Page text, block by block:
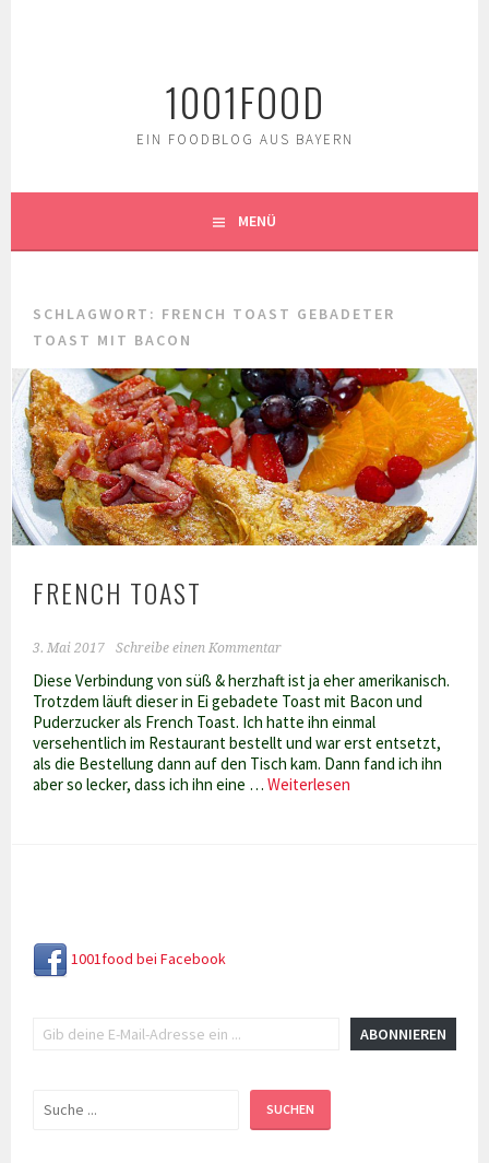
1001FOOD
EIN FOODBLOG AUS BAYERN
MENÜ
SCHLAGWORT: FRENCH TOAST GEBADETER
TOAST MIT BACON
FRENCH TOAST
3. Mai 2017 Schreibe einen Kommentar
Diese Verbindung von süß & herzhaft ist ja eher amerikanisch.
Trotzdem läuft dieser in Ei gebadete Toast mit Bacon und
Puderzucker als French Toast. Ich hatte ihn einmal
versehentlich im Restaurant bestellt und war erst entsetzt,
als die Bestellung dann auf den Tisch kam. Dann fand ich ihn
aber so lecker, dass ich ihn eine …Weiterlesen
1001food bei Facebook
ABONNIEREN
Suchen SUCHEN